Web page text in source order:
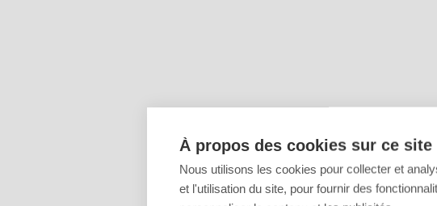
À propos des cookies sur ce site
Nous utilisons les cookies pour collecter et
et l'utilisation du site, pour fournir des